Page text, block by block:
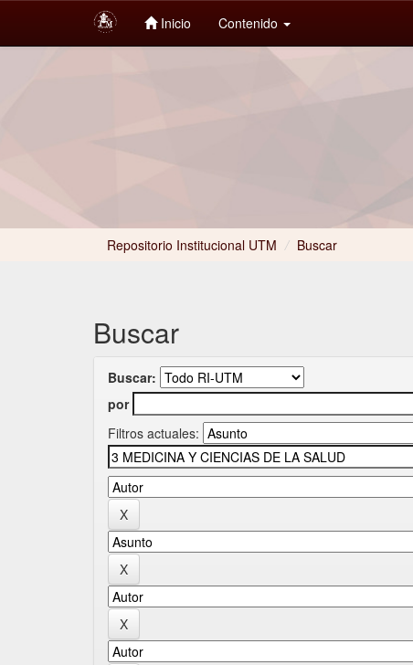
Inicio Contenido
Repositorio Institucional UTM / Buscar
Buscar
Buscar:
por
Filtros actuales: